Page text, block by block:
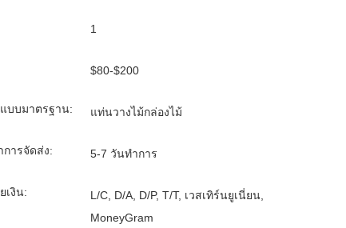
1
$80-$200
บบมาตรฐาน: แท่นวางไม้กล่องไม้
การจัดส่ง: 5-7 วันทำการ
เงิน:
L/C, D/A, D/P, T/T, เวสเทิร์นยูเนี่ยน,
MoneyGram